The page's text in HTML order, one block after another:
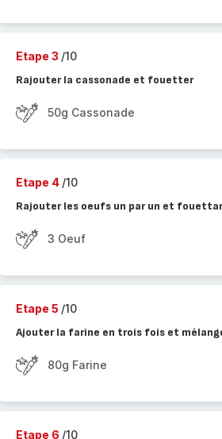
Etape 3 /10
Rajouter la cassonade et fouetter
50g Cassonade
Etape 4 /10
Rajouter les oeufs un par un et
3 Oeuf
Etape 5 /10
Ajouter la farine en trois fois et
80g Farine
Etape 6 /10